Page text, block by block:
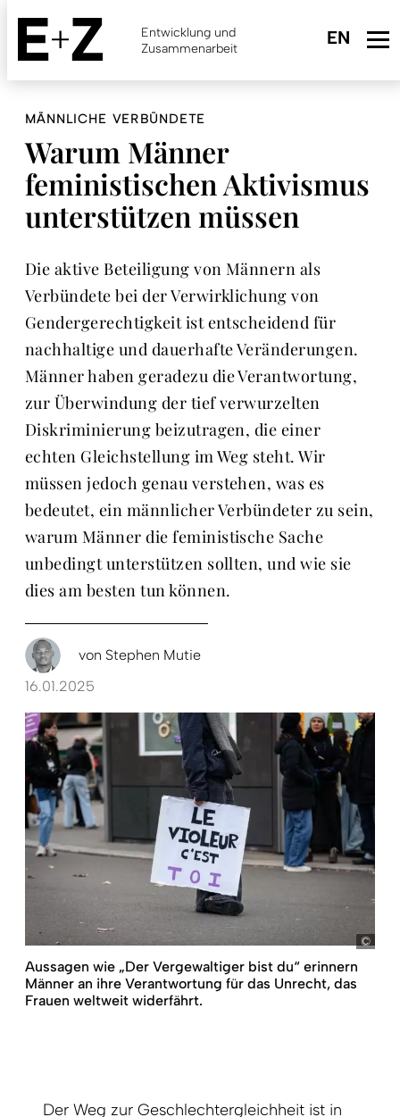
Skip
main
content
Entwicklung und
Zusammenarbeit
MÄNNLICHE VERBÜNDETE
Warum Männer
feministischen Aktivismus
unterstützen müssen
Die aktive Beteiligung von Männern als
Verbündete bei der Verwirklichung von
Gendergerechtigkeit ist entscheidend für
nachhaltige und dauerhafte Veränderungen.
Männer haben geradezu die Verantwortung,
zur Überwindung der tief verwurzelten
Diskriminierung beizutragen, die einer
echten Gleichstellung im Weg steht. Wir
müssen jedoch genau verstehen, was es
bedeutet, ein männlicher Verbündeter zu sein,
warum Männer die feministische Sache
unbedingt unterstützen sollten, und wie sie
dies am besten tun können.
von Stephen Mutie
16.01.2025
Aussagen wie „Der Vergewaltiger bist du“ erinnern
Männer an ihre Verantwortung für das Unrecht, das
Frauen weltweit widerfährt.
Der Weg zur Geschlechtergleichheit ist in